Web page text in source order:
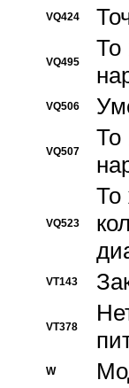
VQ424
VQ495
То
VQ506
VQ507
То
VQ523
То
VT143
VT378
W